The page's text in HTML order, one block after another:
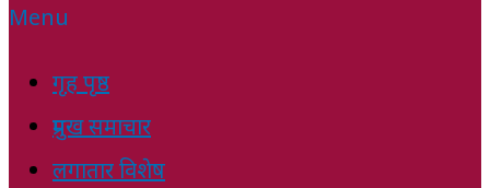
Menu
गृह पृष्ठ
प्रमुख समाचार
लगातार विशेष